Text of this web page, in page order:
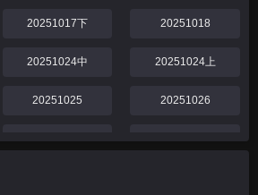
20251017下 20251018
20251024中 20251024上
20251025 20251026
20251031下 20251031中